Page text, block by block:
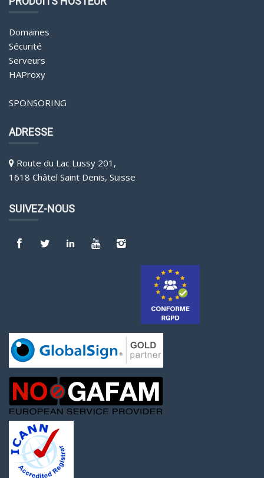
Domaines
Sécurité
Serveurs
HAProxy
SPONSORING
ADRESSE
Route du Lac Lussy 201,
1618 Châtel Saint Denis, Suisse
SUIVEZ-NOUS